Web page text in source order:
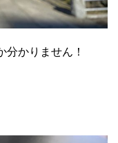
かりません！